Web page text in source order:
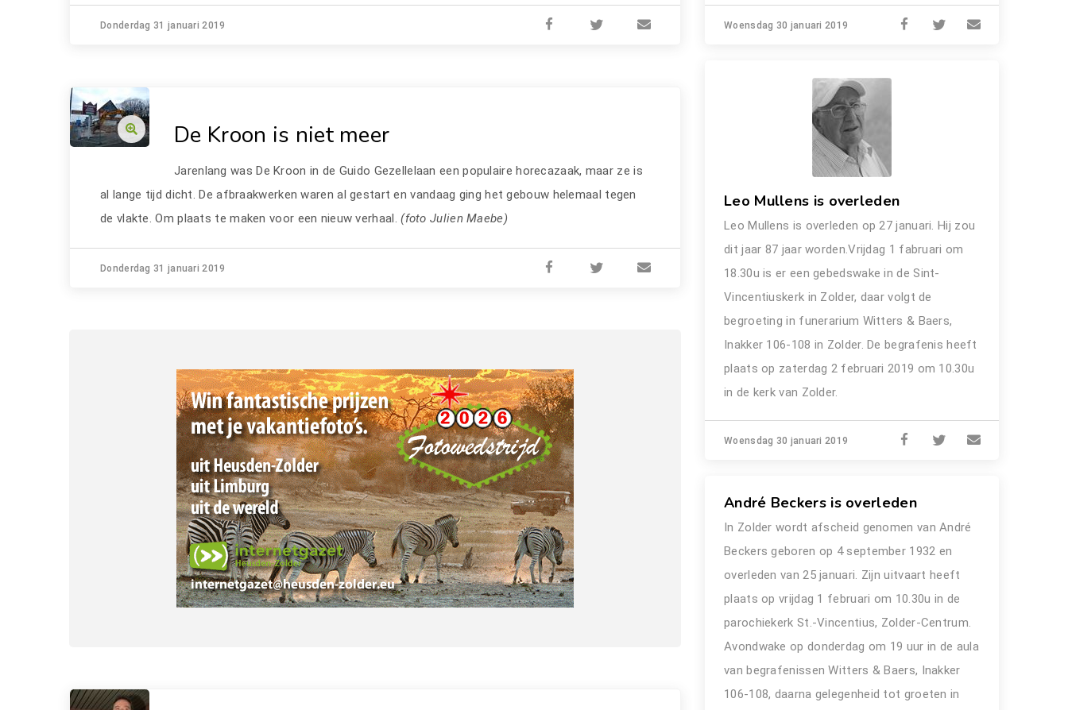
Donderdag 31 januari 2019
De Kroon is niet meer
Jarenlang was De Kroon in de Guido Gezellelaan een populaire horecazaak, maar ze is
al lange tijd dicht. De afbraakwerken waren al gestart en vandaag ging het gebouw helemaal tegen
de vlakte. Om plaats te maken voor een nieuw verhaal.(foto Julien Maebe)
Donderdag 31 januari 2019
Woensdag 30 januari 2019
Leo Mullens is overleden
Leo Mullens is overleden op 27 januari. Hij zou
dit jaar 87 jaar worden.Vrijdag 1 fabruari om
18.30u is er een gebedswake in de Sint-
Vincentiuskerk in Zolder, daar volgt de
begroeting in funerarium Witters & Baers,
Inakker 106-108 in Zolder. De begrafenis heeft
plaats op zaterdag 2 februari 2019 om 10.30u
in de kerk van Zolder.
Woensdag 30 januari 2019
André Beckers is overleden
In Zolder wordt afscheid genomen van André
Beckers geboren op 4 september 1932 en
overleden van 25 januari. Zijn uitvaart heeft
plaats op vrijdag 1 februari om 10.30u in de
parochiekerk St.-Vincentius, Zolder-Centrum.
Avondwake op donderdag om 19 uur in de aula
van begrafenissen Witters & Baers, Inakker
106-108, daarna gelegenheid tot groeten in